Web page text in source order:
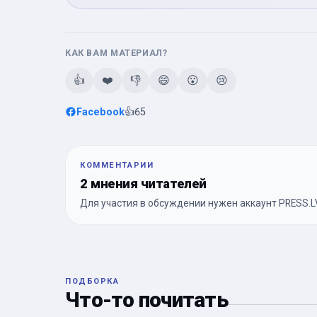
КАК ВАМ МАТЕРИАЛ?
👍 ❤️ 👎 😄 😮 😢
Facebook👍65
КОММЕНТАРИИ
2 мнения читателей
Для участия в обсуждении нужен аккаунт
ПОДБОРКА
Что-то почитать